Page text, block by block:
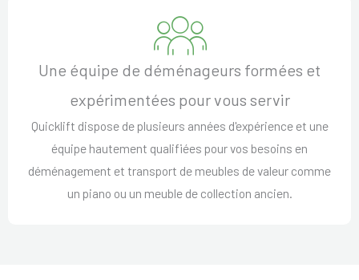
Une équipe de déménageurs formées et
expérimentées pour vous servir
Quicklift dispose de plusieurs années d'expérience et une
équipe hautement qualifiées pour vos besoins en
déménagement et transport de meubles de valeur comme
un piano ou un meuble de collection ancien.